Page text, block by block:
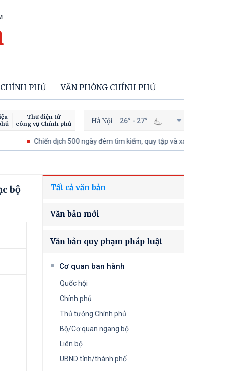
PHỦ VĂN PHÒNG CHÍNH PHỦ
Thư điện tử
công vụ Chính phủ
Hà Nội 26° - 27°
Chiến dịch 500 ngày đêm tìm kiếm, quy tập và xác định danh tính hài
bộ
Tất cả văn bản
Văn bản mới
Văn bản quy phạm pháp luật
Cơ quan ban hành
Quốc hội
Chính phủ
Thủ tướng Chính phủ
Bộ/Cơ quan ngang bộ
Liên bộ
UBND tỉnh/thành phố